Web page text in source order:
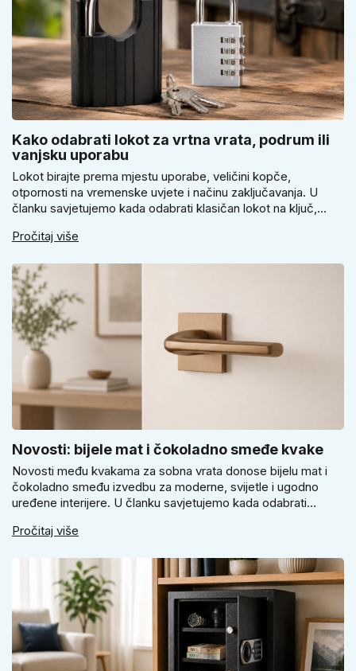
Kako odabrati lokot za vrtna vrata, podrum ili
vanjsku uporabu
Lokot birajte prema mjestu uporabe, veličini kopče,
otpornosti na vremenske uvjete i načinu zaključavanja. U
članku savjetujemo kada odabrati klasičan lokot na ključ,
vrtnih vrata, podruma ili vrtne kućice ne isplati voditi samo
Pročitaj više
Novosti: bijele mat i čokoladno smeđe kvake
Novosti među kvakama za sobna vrata donose bijelu mat i
čokoladno smeđu izvedbu za moderne, svijetle i ugodno
uređene interijere. U članku savjetujemo kada odabrati
i kako birati između okrugle i kvadratne rozete prema stilu
Pročitaj više